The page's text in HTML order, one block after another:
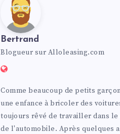
Bertrand
Blogueur sur Alloleasing.com
Comme beaucoup de petits
une enfance à bricoler des
toujours rêvé de travailler dans le
de l'automobile. Après quelques